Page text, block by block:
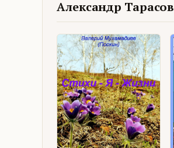
Александр Тарасов